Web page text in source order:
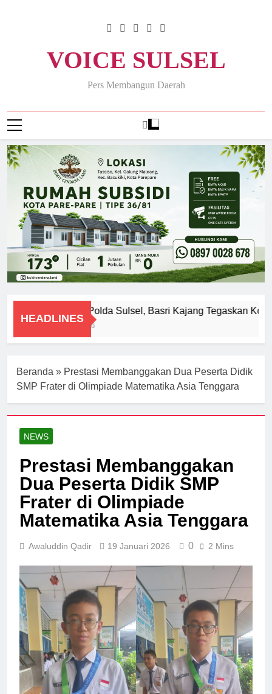
VOICE SULSEL
Pers Membangun Daerah
HEADLINES
Diperiksa Polda Sulsel, Basri Kajang Tegaskan
Beranda » Prestasi Membanggakan Dua Peserta Didik
SMP Frater di Olimpiade Matematika Asia Tenggara
NEWS
Prestasi Membanggakan
Dua Peserta Didik SMP
Frater di Olimpiade
Matematika Asia Tenggara
Awaluddin Qadir 19 Januari 2026 0 2 Mins